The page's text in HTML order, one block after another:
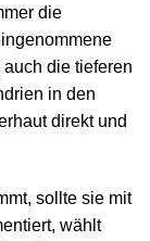
die
die tieferen
in den
direkt und
sollte sie mit
wählt